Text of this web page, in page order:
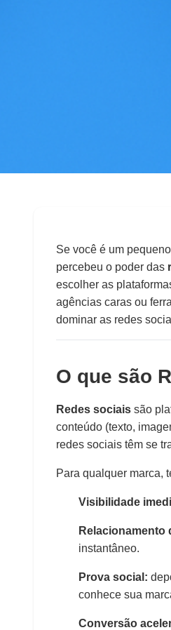
Redes
Guia
Se você é um
percebeu o poder das
escolher as
agências caras ou
dominar as redes
O que são
Redes sociais são
conteúdo (texto,
redes sociais têm se
Para qualquer marca,
Visibilidade
Relacionamento
instantâneo.
Prova social:
conhece sua
Conversão